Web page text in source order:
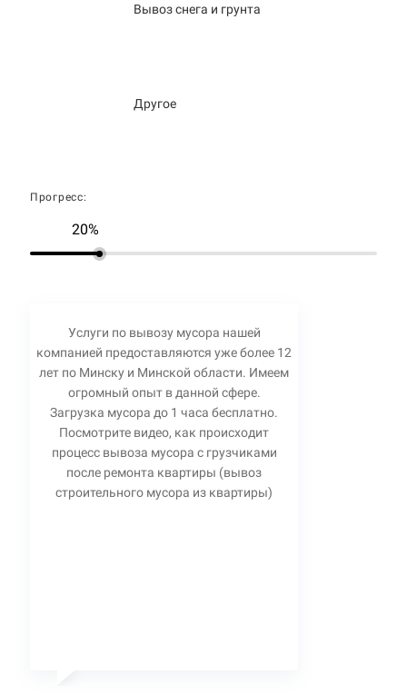
Вывоз снега и грунта
Другое
Прогресс:
20%
Услуги по вывозу мусора нашей
компанией предоставляются уже более 12
лет по Минску и Минской области. Имеем
огромный опыт в данной сфере.
Загрузка мусора до 1 часа бесплатно.
Посмотрите видео, как происходит
процесс вывоза мусора с грузчиками
после ремонта квартиры (вывоз
строительного мусора из квартиры)